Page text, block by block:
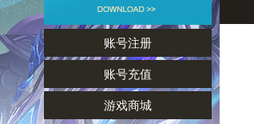
账号注册
账号充值
游戏商城